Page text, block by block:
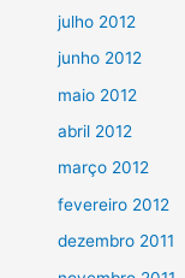
julho 2012
junho 2012
maio 2012
abril 2012
março 2012
fevereiro 2012
dezembro 2011